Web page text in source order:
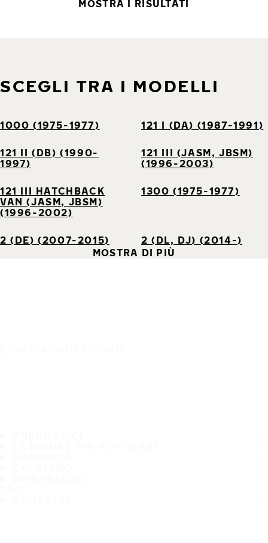
MOSTRA I RISULTATI
SCEGLI TRA I MODELLI
1000 (1975-1977) 121 I (DA) (1987-1991)
121 II (DB) (1990-
1997)
121 III (JASM, JBSM)
(1996-2003)
121 III HATCHBACK
VAN (JASM, JBSM)
(1996-2002)
1300 (1975-1977)
2 (DE) (2007-2015)
2 (DL, DJ) (2014-)
MOSTRA DI PIÙ